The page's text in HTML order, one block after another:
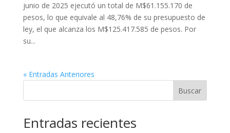
junio de 2025 ejecutó un total de M$61.155.170 de
pesos, lo que equivale al 48,76% de su presupuesto de
ley, el que alcanza los M$125.417.585 de pesos. Por
su...
« Entradas Anteriores
Buscar
Entradas recientes